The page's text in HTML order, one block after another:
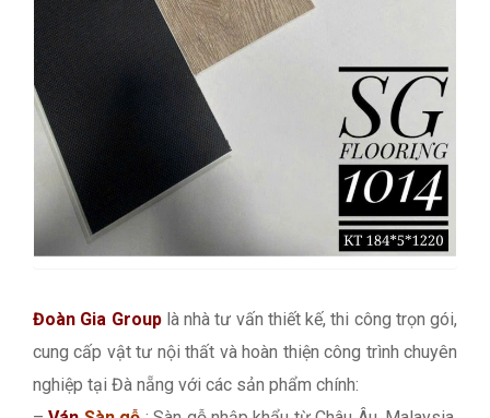
Đoàn Gia Grouplà nhà tư vấn thiết kế, thi công trọn gói,
cung cấp vật tư nội thất và hoàn thiện công trình chuyên
nghiệp tại Đà nẵng với các sản phẩm chính: